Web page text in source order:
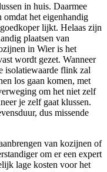
in huis. Daarmee
omdat het eigenhandig
lijkt. Helaas zijn
plaatsen van
in Wier is het
wordt gezet. Wanneer
isolatiewaarde flink zal
los gaan komen, met
om het niet zelf
je zelf gaat klussen.
dus missende
van kozijnen of
om er een expert
lage kosten voor het